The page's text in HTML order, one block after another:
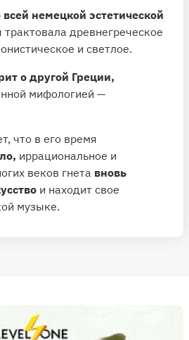
немецкой эстетической
трактовала древнегреческое
и светлое.
о другой Греции,
мифологией —
что в его время
иррациональное и
веков гнета вновь
и находит свое
музыке.